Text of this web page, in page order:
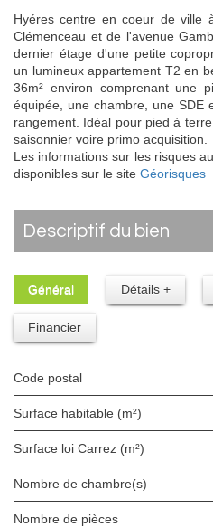
Hyéres centre en coeur de ville
Clémenceau et de l'avenue
dernier étage d'une petite
un lumineux appartement T2 en
36m² environ comprenant une
équipée, une chambre, une SDE
rangement. Idéal pour pied à
saisonnier voire primo acquisition.
Les informations sur les risques
disponibles sur le site Géorisques
descriptif du bien
Général Détails +
Financier
Code postal
Surface habitable (m²)
Surface loi Carrez (m²)
Nombre de chambre(s)
Nombre de pièces